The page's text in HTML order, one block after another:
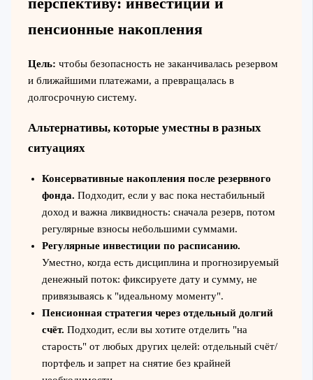
перспективу: инвестиции и
пенсионные накопления
Цель: чтобы безопасность не заканчивалась резервом
и ближайшими платежами, а превращалась в
долгосрочную систему.
Альтернативы, которые уместны в разных
ситуациях
Консервативные накопления после резервного
фонда. Подходит, если у вас пока нестабильный
доход и важна ликвидность: сначала резерв, потом
регулярные взносы небольшими суммами.
Регулярные инвестиции по расписанию.
Уместно, когда есть дисциплина и прогнозируемый
денежный поток: фиксируете дату и сумму, не
привязываясь к "идеальному моменту".
Пенсионная стратегия через отдельный долгий
счёт. Подходит, если вы хотите отделить "на
старость" от любых других целей: отдельный счёт/
портфель и запрет на снятие без крайней